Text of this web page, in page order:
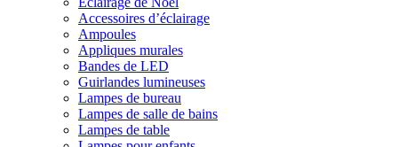
Accessoires d’éclairage
Ampoules
Appliques murales
Bandes de LED
Guirlandes lumineuses
Lampes de bureau
Lampes de salle de bains
Lampes de table